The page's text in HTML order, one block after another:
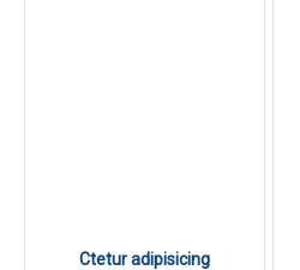
Ctetur adipisicing